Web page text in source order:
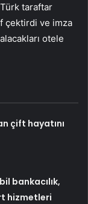
Türk taraftar
çektirdi ve imza
otele
çift hayatını
bankacılık,
hizmetleri